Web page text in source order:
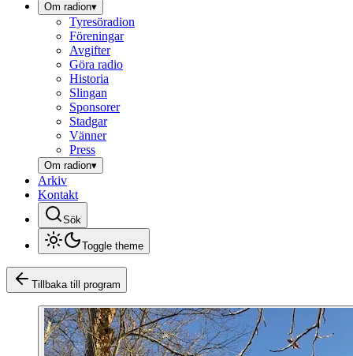
Om radion▾
Tyresöradion
Föreningar
Avgifter
Göra radio
Historia
Slingan
Sponsorer
Stadgar
Vänner
Press
Om radion▾
Arkiv
Kontakt
Sök
Toggle theme
Tillbaka till program